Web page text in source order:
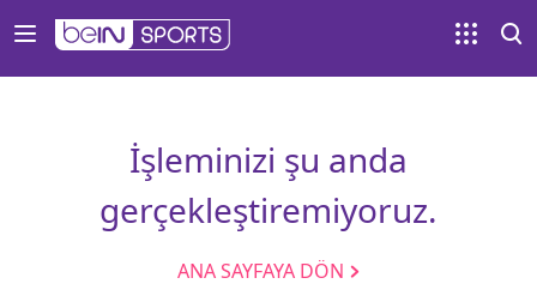
İşleminizi şu anda
gerçekleştiremiyoruz.
ANA SAYFAYA DÖN